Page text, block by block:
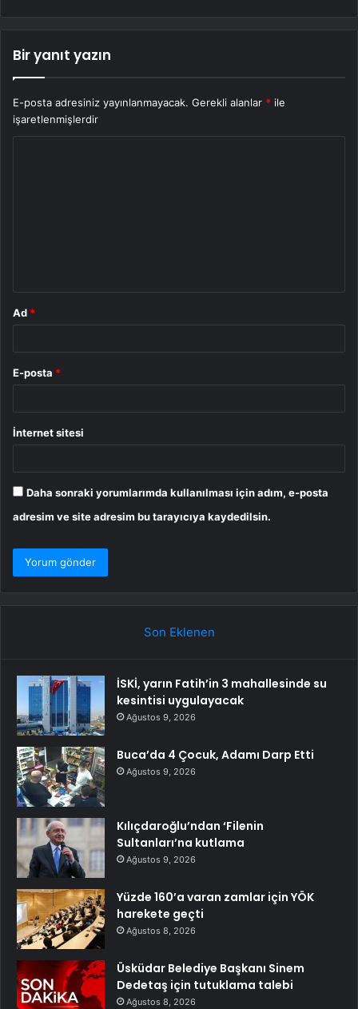
Bir yanıt yazın
E-posta adresiniz yayınlanmayacak. Gerekli alanlar * ile
işaretlenmişlerdir
Ad *
E-posta *
İnternet sitesi
Daha sonraki yorumlarımda kullanılması için adım, e-posta
adresim ve site adresim bu tarayıcıya kaydedilsin.
Son Eklenen
İSKİ, yarın Fatih’in 3 mahallesinde su
kesintisi uygulayacak
Ağustos 9, 2026
Buca’da 4 Çocuk, Adamı Darp Etti
Ağustos 9, 2026
Kılıçdaroğlu’ndan ‘Filenin
Sultanları’na kutlama
Ağustos 9, 2026
Yüzde 160’a varan zamlar için YÖK
harekete geçti
Ağustos 8, 2026
Üsküdar Belediye Başkanı Sinem
Dedetaş için tutuklama talebi
Ağustos 8, 2026